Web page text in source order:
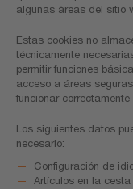
algunas áreas del sitio
Estas cookies no
técnicamente
permitir funciones
acceso a áreas
funcionar
Los siguientes datos
necesario:
Configuración de
Artículos en la